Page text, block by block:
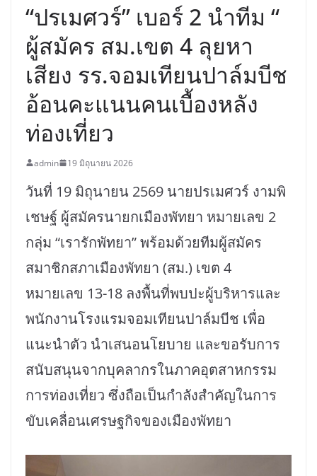
“ปรเมศวร์” เบอร์ 2 นำทีม “
ผู้สมัคร สม.เขต 4 ลุยหา
เสียง รร.จอมเทียนปาล์มบีช
อ้อนคะแนนคนเบื้องหลัง
ท่องเที่ยว
admin 19 มิถุนายน 2026
วันที่ 19 มิถุนายน 2569 นายปรเมศวร์ งามพิ
เชษฐ์ ผู้สมัครนายกเมืองพัทยา หมายเลข 2
กลุ่ม “เรารักพัทยา” พร้อมด้วยทีมผู้สมัคร
สมาชิกสภาเมืองพัทยา (สม.) เขต 4
หมายเลข 13-18 ลงพื้นที่พบปะผู้บริหารและ
พนักงานโรงแรมจอมเทียนปาล์มบีช เพื่อ
แนะนำตัว นำเสนอนโยบาย และขอรับการ
สนับสนุนจากบุคลากรในภาคอุตสาหกรรม
การท่องเที่ยว ซึ่งถือเป็นกำลังสำคัญในการ
ขับเคลื่อนเศรษฐกิจของเมืองพัทยา